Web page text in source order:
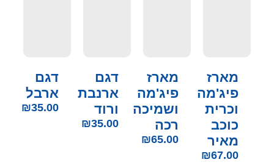
מארז
פיג'מה
וכרית
כוכב
מאיר
₪67.00
מארז
פיג'מה
ושמיכה
רכה
₪65.00
דגם
ארנבת
ורוד
₪35.00
דגם
ארבל
₪35.00